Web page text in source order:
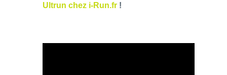
Ultrun chez i-Run.fr !